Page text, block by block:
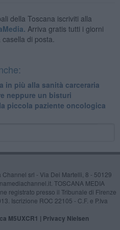
della Toscana iscriviti alla
Arriva gratis tutti i giorni
di posta.
in più alla sanità carceraria
neppure un bisturi
piccola paziente oncologica
Channel srl - Via Dei Martelli, 8 - 50129
TOSCANA MEDIA
registrato presso il Tribunale di Firenze
Iscrizione ROC 22105 - C.F. e P.Iva
M5UXCR1 | Privacy Nielsen